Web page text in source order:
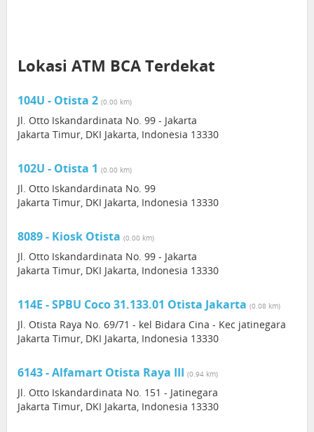
Lokasi ATM BCA Terdekat
104U - Otista 2 (0.00 km)
Jl. Otto Iskandardinata No. 99 - Jakarta
Jakarta Timur, DKI Jakarta, Indonesia 13330
102U - Otista 1 (0.00 km)
Jl. Otto Iskandardinata No. 99
Jakarta Timur, DKI Jakarta, Indonesia 13330
8089 - Kiosk Otista (0.00 km)
Jl. Otto Iskandardinata No. 99 - Jakarta
Jakarta Timur, DKI Jakarta, Indonesia 13330
114E - SPBU Coco 31.133.01 Otista Jakarta (0.08 km)
Jl. Otista Raya No. 69/71 - kel Bidara Cina - Kec jatinegara
Jakarta Timur, DKI Jakarta, Indonesia 13330
6143 - Alfamart Otista Raya III (0.94 km)
Jl. Otto Iskandardinata No. 151 - Jatinegara
Jakarta Timur, DKI Jakarta, Indonesia 13330